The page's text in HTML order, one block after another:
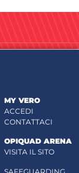
MY VERO
ACCEDI
CONTATTACI
OPIQUAD ARENA
VISITA IL SITO